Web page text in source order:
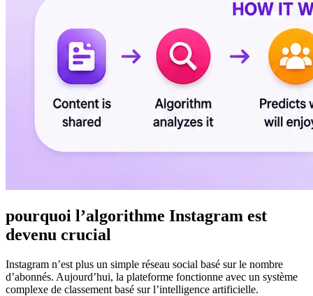
pourquoi l’algorithme Instagram est
devenu crucial
Instagram n’est plus un simple réseau social basé sur le nombre
d’abonnés. Aujourd’hui, la plateforme fonctionne avec un système
complexe de classement basé sur l’intelligence artificielle.